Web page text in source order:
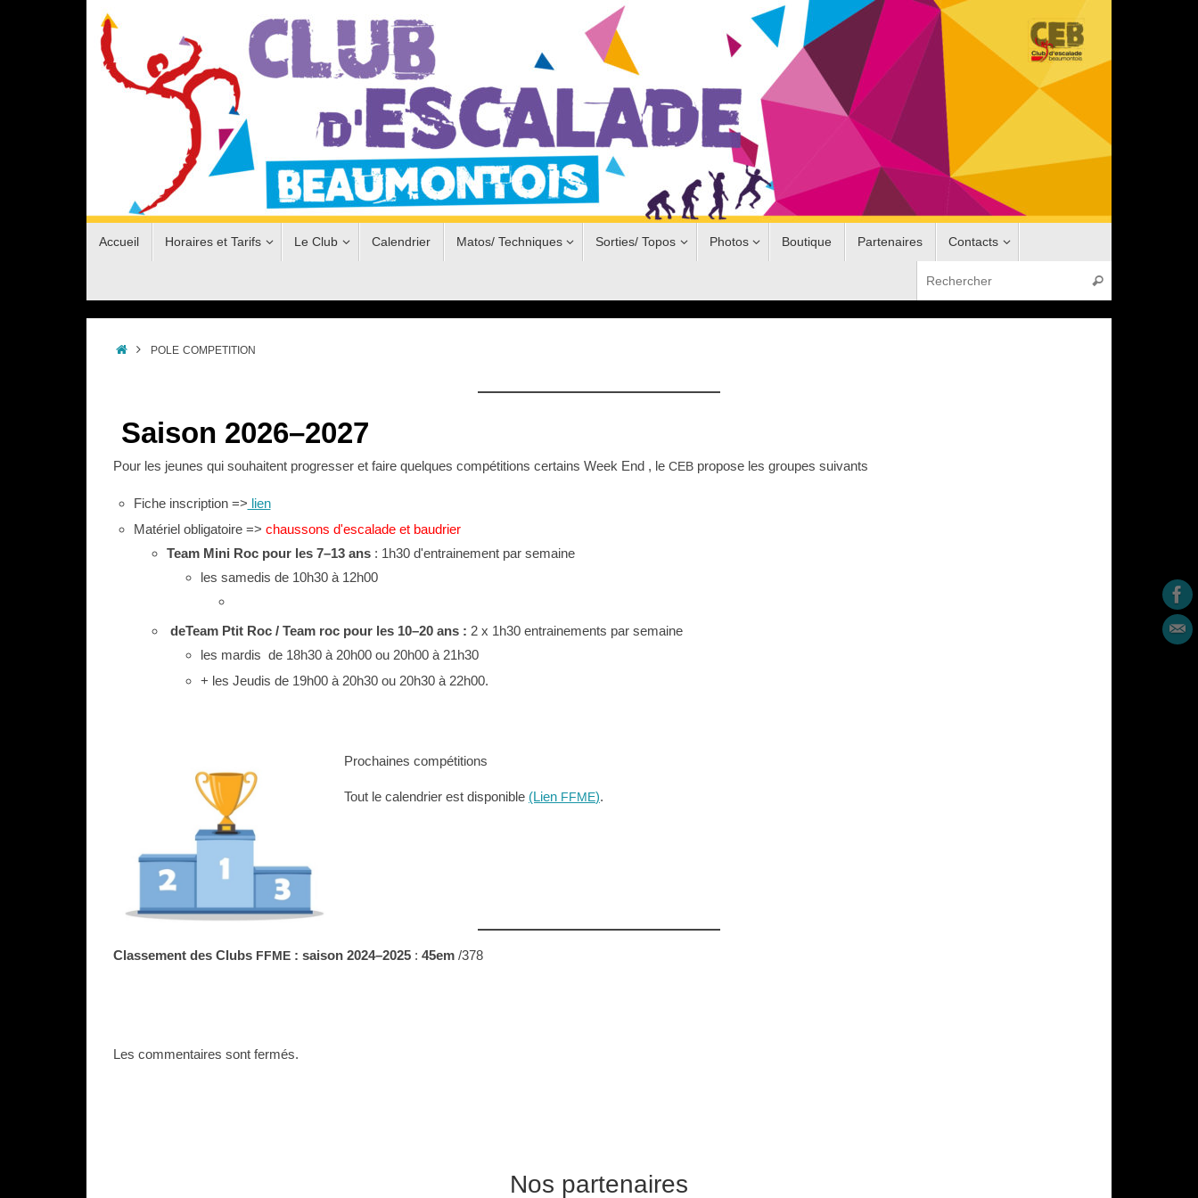
au
Accueil Horaires et Tarifs Le Club Calendrier Matos/ Techniques Sorties/ Topos Photos Boutique Partenaires Contacts
Rechercher
Accueil
POLE COMPETITION
Saison 2026–2027
Pour les jeunes qui souhaitent progresser et faire quelques compé­ti­tions certains Week End , le CEB propose les groupes suivants
Fiche inscription => lien
Matériel obliga­toire => chaussons d'escalade et baudrier
Team Mini Roc pour les 7–13 ans : 1h30 d'entrainement par semaine
les samedis de 10h30 à 12h00
deTeam Ptit Roc / Team roc pour les 10–20 ans : 2 x 1h30 entrai­ne­ments par semaine
les mardis de 18h30 à 20h00 ou 20h00 à 21h30
+ les Jeudis de 19h00 à 20h30 ou 20h30 à 22h00.
Prochaines compé­ti­tions
Tout le calen­drier est dispo­nible (Lien FFME).
Classement des Clubs FFME : saison 2024–2025 : 45em /378
Les commentaires sont fermés.
Nos partenaires